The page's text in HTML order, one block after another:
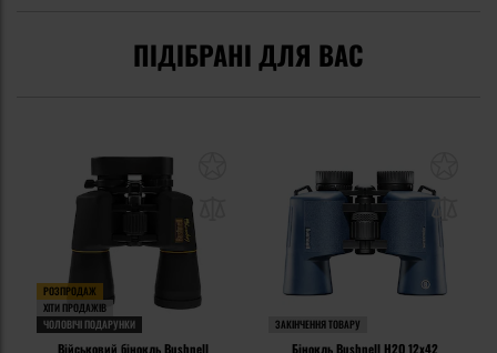
ПІДІБРАНІ ДЛЯ ВАС
РОЗПРОДАЖ
ХІТИ ПРОДАЖІВ
ЧОЛОВІЧІ ПОДАРУНКИ
Військовий бінокль Bushnell
ЗАКІНЧЕННЯ ТОВАРУ
Бінокль Bushnell H2O 12x42